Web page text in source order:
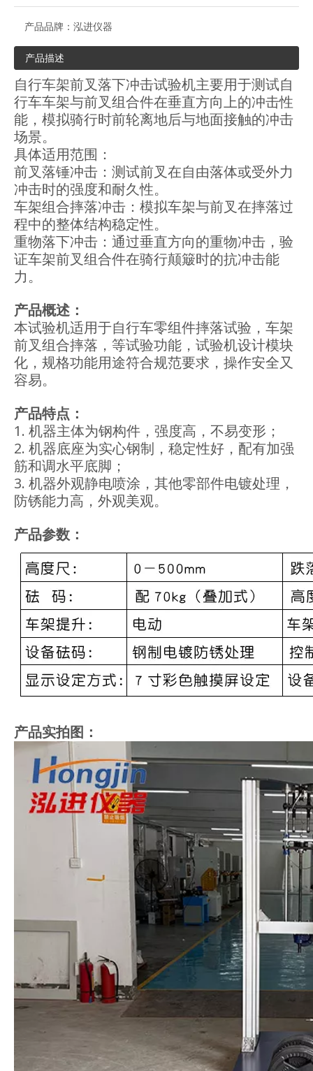
产品品牌： 泓进仪器
产品描述
自行车架前叉落下冲击试验机主要用于测试自
行车车架与前叉组合件在垂直方向上的冲击性
能，模拟骑行时前轮离地后与地面接触的冲击
场景。
具体适用范围：
前叉落锤冲击：测试前叉在自由落体或受外力
冲击时的强度和耐久性。
车架组合摔落冲击：模拟车架与前叉在摔落过
程中的整体结构稳定性。
重物落下冲击：通过垂直方向的重物冲击，验
证车架前叉组合件在骑行颠簸时的抗冲击能
力。
产品概述：
本试验机适用于自行车零组件摔落试验，车架
前叉组合摔落，等试验功能，试验机设计模块
化，规格功能用途符合规范要求，操作安全又
容易。
产品特点：
1. 机器主体为钢构件，强度高，不易变形；
2. 机器底座为实心钢制，稳定性好，配有加强
筋和调水平底脚；
3. 机器外观静电喷涂，其他零部件电镀处理，
防锈能力高，外观美观。
产品参数：
产品实拍图：